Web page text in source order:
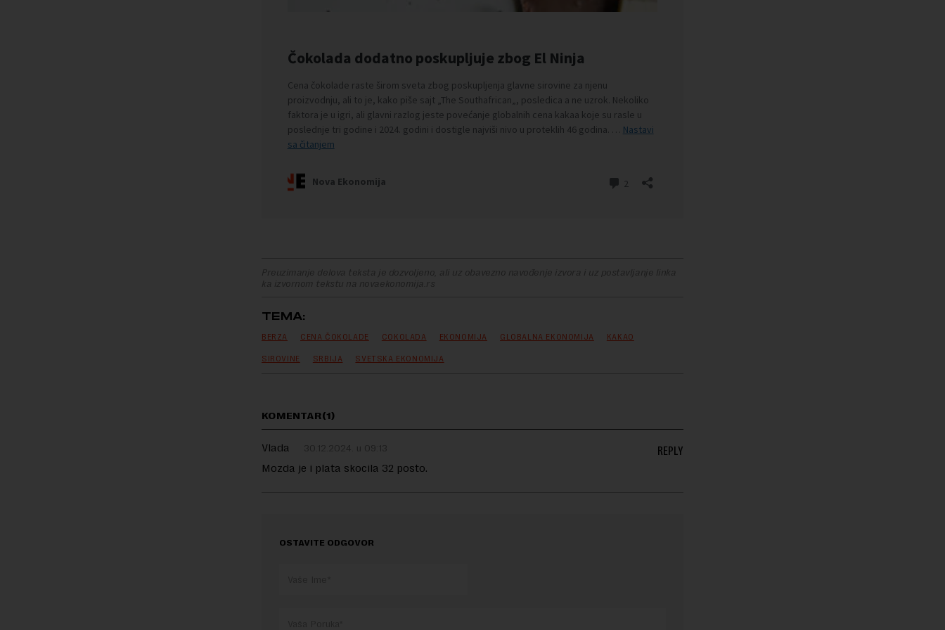
Preuzimanje delova teksta je dozvoljeno, ali uz obavezno navođenje izvora i uz postavljanje linka
ka izvornom tekstu na novaekonomija.rs
TEMA:
BERZA CENA ČOKOLADE COKOLADA EKONOMIJA GLOBALNA EKONOMIJA KAKAO
SIROVINE SRBIJA SVETSKA EKONOMIJA
KOMENTAR(1)
Vlada 30.12.2024. u 09:13
Mozda je i plata skocila 32 posto.
REPLY
OSTAVITE ODGOVOR